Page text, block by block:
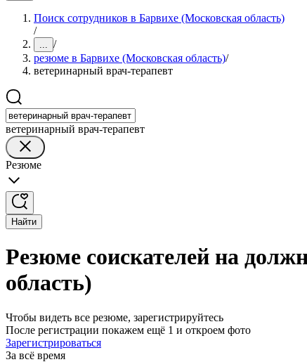
Поиск сотрудников в Барвихе (Московская область)
/
... /
резюме в Барвихе (Московская область)/
ветеринарный врач-терапевт
ветеринарный врач-терапевт
Резюме
Найти
Резюме соискателей на
область)
Чтобы видеть все резюме, зарегистрируйтесь
После регистрации покажем ещё 1 и откроем фото
Зарегистрироваться
За всё время